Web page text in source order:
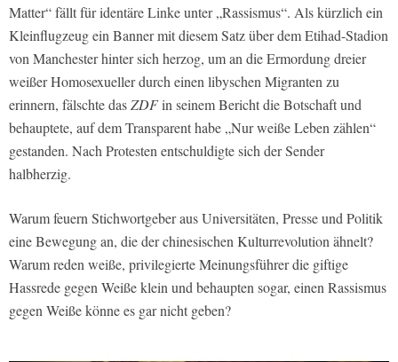
Matter“ fällt für identäre Linke unter „Rassismus“. Als kürzlich ein
Kleinflugzeug ein Banner mit diesem Satz über dem Etihad-Stadion
von Manchester hinter sich herzog, um an die Ermordung dreier
weißer Homosexueller durch einen libyschen Migranten zu
erinnern, fälschte dasZDFin seinem Bericht die Botschaft und
behauptete, auf dem Transparent habe „Nur weiße Leben zählen“
gestanden. Nach Protesten entschuldigte sich der Sender
halbherzig.
Warum feuern Stichwortgeber aus Universitäten, Presse und Politik
eine Bewegung an, die der chinesischen Kulturrevolution ähnelt?
Warum reden weiße, privilegierte Meinungsführer die giftige
Hassrede gegen Weiße klein und behaupten sogar, einen Rassismus
gegen Weiße könne es gar nicht geben?